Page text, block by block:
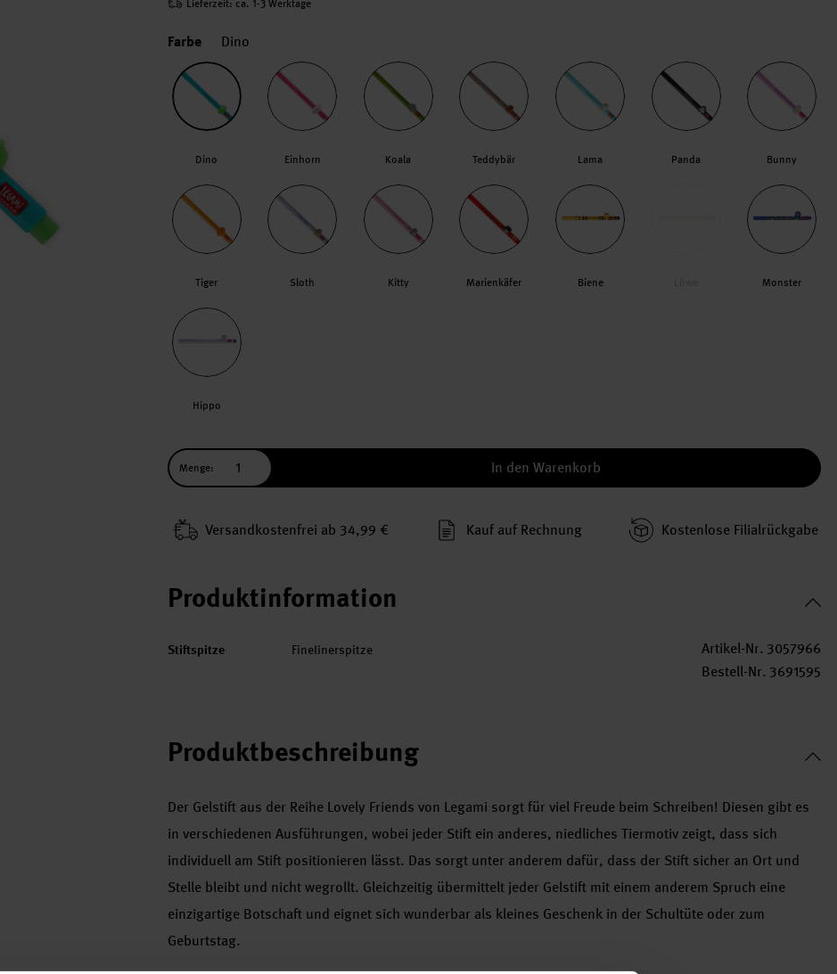
Lieferzeit: ca. 1-3 Werktage
Farbe Dino
Dino Einhorn Koala Teddybär Lama Panda Bunny
Tiger Sloth Kitty Marienkäfer Biene Monster
Hippo
Menge: In den Warenkorb
Versand­kosten­frei ab 34,99 € Kauf auf Rechnung Kosten­lose Filial­rückgabe
Produktinformation
Stiftspitze Finelinerspitze Artikel-Nr. 3057966
Bestell-Nr. 3691595
Produktbeschreibung
Der Gelstift aus der Reihe Lovely Friends von Legami sorgt für viel Freude beim Schreiben! Diesen gibt es
in verschiedenen Ausführungen, wobei jeder Stift ein anderes, niedliches Tiermotiv zeigt, dass sich
individuell am Stift positionieren lässt. Das sorgt unter anderem dafür, dass der Stift sicher an Ort und
Stelle bleibt und nicht wegrollt. Gleichzeitig übermittelt jeder Gelstift mit einem anderem Spruch eine
einzigartige Botschaft und eignet sich wunderbar als kleines Geschenk in der Schultüte oder zum
Geburtstag.